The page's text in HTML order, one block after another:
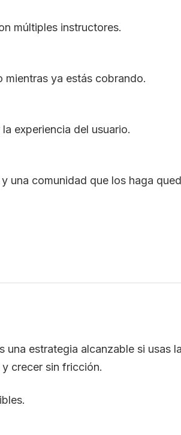
múltiples instructores.
ya estás cobrando.
experiencia del usuario.
una comunidad que los haga
una estrategia alcanzable si usas
crecer sin fricción.